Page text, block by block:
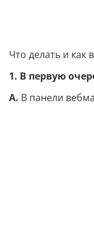
Что делать и как
1. В первую
А. В панели